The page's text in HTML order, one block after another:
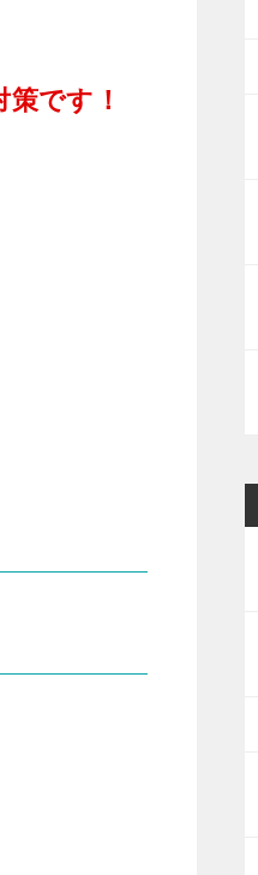
です！